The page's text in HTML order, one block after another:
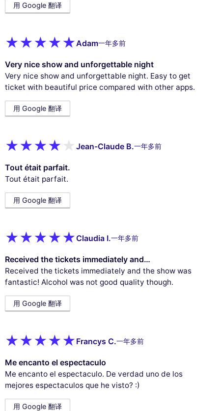
用 Google 翻译
Adam一年多前
Very nice show and unforgettable night
Very nice show and unforgettable night. Easy to get
ticket with beautiful price compared with other apps.
用 Google 翻译
Jean-Claude B.一年多前
Tout était parfait.
Tout était parfait.
用 Google 翻译
Claudia I.一年多前
Received the tickets immediately and…
Received the tickets immediately and the show was
fantastic! Alcohol was not good quality though.
用 Google 翻译
Francys C.一年多前
Me encanto el espectaculo
Me encanto el espectaculo. De verdad uno de los
mejores espectaculos que he visto? :)
用 Google 翻译